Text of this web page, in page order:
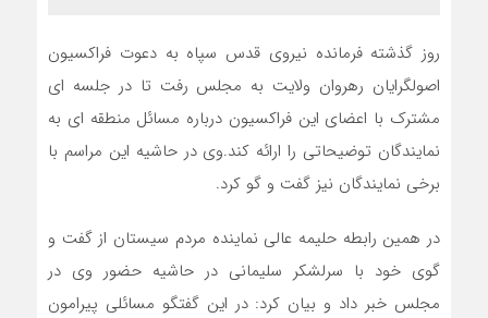
روز گذشته فرمانده نیروی قدس سپاه به دعوت فراکسیون
اصولگرایان رهروان ولایت به مجلس رفت تا در جلسه ای
مشترک با اعضای این فراکسیون درباره مسائل منطقه ای به
نمایندگان توضیحاتی را ارائه کند.وی در حاشیه این مراسم با
برخی نمایندگان نیز گفت و گو کرد.
در همین رابطه حلیمه عالی نماینده مردم سیستان از گفت و
گوی خود با سرلشکر سلیمانی در حاشیه حضور وی در
مجلس خبر داد و بیان کرد: در این گفتگو مسائلی پیرامون